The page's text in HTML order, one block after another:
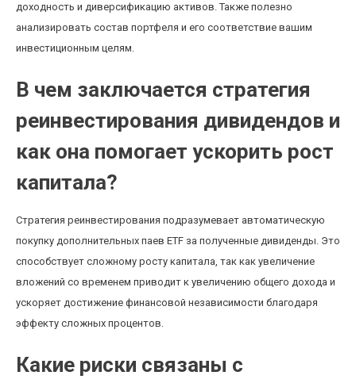
доходность и диверсификацию активов. Также полезно
анализировать состав портфеля и его соответствие вашим
инвестиционным целям.
В чем заключается стратегия
реинвестирования дивидендов и
как она помогает ускорить рост
капитала?
Стратегия реинвестирования подразумевает автоматическую
покупку дополнительных паев ETF за полученные дивиденды. Это
способствует сложному росту капитала, так как увеличение
вложений со временем приводит к увеличению общего дохода и
ускоряет достижение финансовой независимости благодаря
эффекту сложных процентов.
Какие риски связаны с